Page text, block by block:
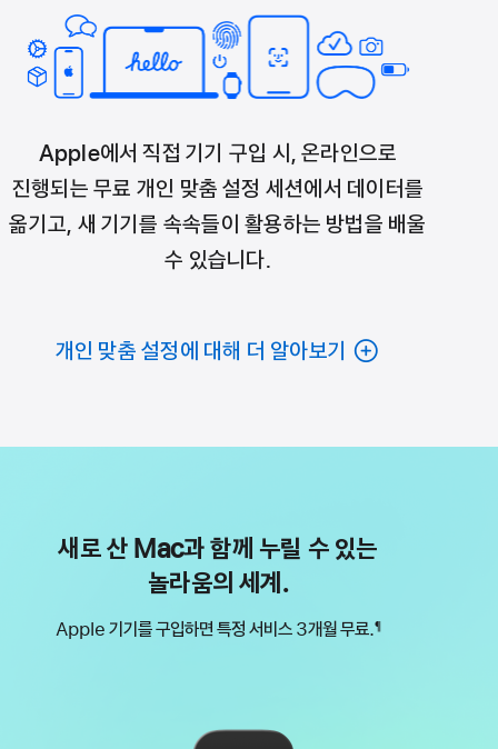
Apple에서 직접 기기 구입 시, 온라인으로
진행되는 무료 개인 맞춤 설정 세션에서 데이터를
옮기고, 새 기기를 속속들이 활용하는 방법을 배울
수 있습니다.
개인 맞춤 설정에 대해 더 알아보기
새로 산 Mac과 함께 누릴 수 있는
놀라움의 세계.
Apple 기기를 구입하면 특정 서비스 3개월 무료.¶